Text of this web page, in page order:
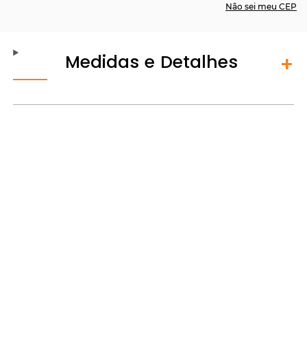
Não sei meu CEP
Medidas e Detalhes